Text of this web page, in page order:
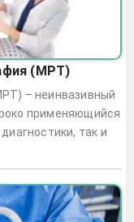
(МРТ)
– неинвазивный
применяющийся
так и